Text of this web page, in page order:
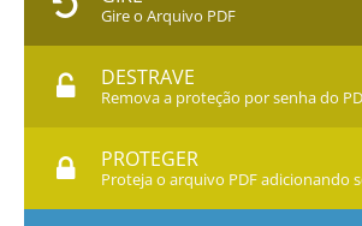
Gire o Arquivo PDF
DESTRAVE
Remova a proteção por senha do
PROTEGER
Proteja o arquivo PDF adicionando